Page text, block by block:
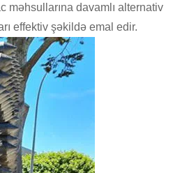
məhsullarına davamlı alternativ
effektiv şəkildə emal edir.